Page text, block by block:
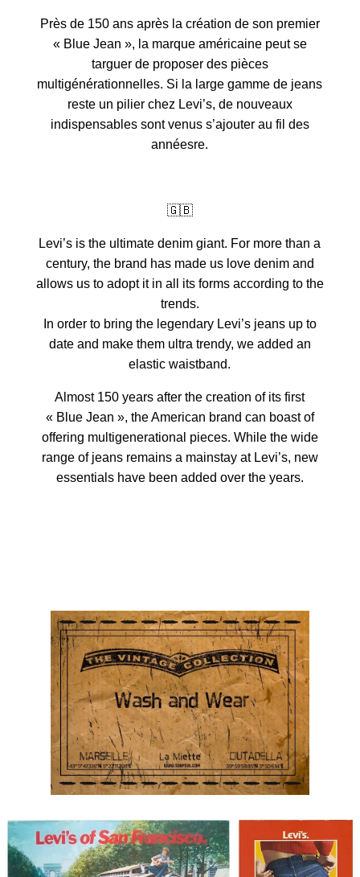
Près de 150 ans après la création de son premier
« Blue Jean », la marque américaine peut se
targuer de proposer des pièces
multigénérationnelles. Si la large gamme de jeans
reste un pilier chez Levi’s, de nouveaux
indispensables sont venus s’ajouter au fil des
annéesre.
🇬🇧
Levi’s is the ultimate denim giant. For more than a
century, the brand has made us love denim and
allows us to adopt it in all its forms according to the
trends.
In order to bring the legendary Levi’s jeans up to
date and make them ultra trendy, we added an
elastic waistband.
Almost 150 years after the creation of its first
« Blue Jean », the American brand can boast of
offering multigenerational pieces. While the wide
range of jeans remains a mainstay at Levi’s, new
essentials have been added over the years.